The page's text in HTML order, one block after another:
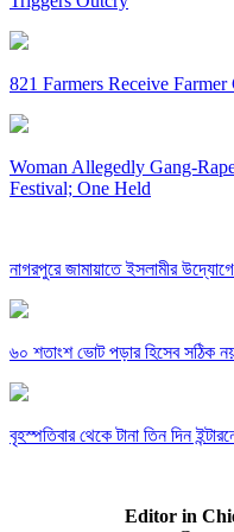
821 Farmers Receive
Woman Allegedly Gang-
Festival; One Held
নাগরপুরে জামায়াতে ইসলামীর
৬০ শতাংশ ভোট পড়ার হিসেব সঠিক
বৃহস্পতিবার থেকে টানা তিন দিন
Editor in